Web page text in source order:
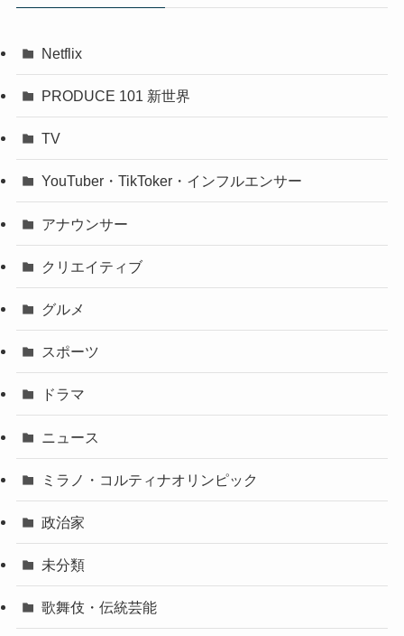
Netflix
PRODUCE 101 新世界
TV
YouTuber・TikToker・インフルエンサー
アナウンサー
クリエイティブ
グルメ
スポーツ
ドラマ
ニュース
ミラノ・コルティナオリンピック
政治家
未分類
歌舞伎・伝統芸能